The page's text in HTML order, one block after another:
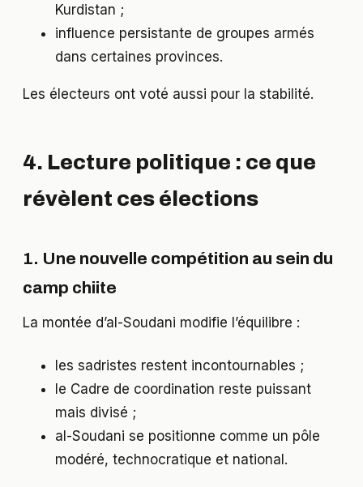
Kurdistan ;
influence persistante de groupes armés
dans certaines provinces.
Les électeurs ont voté aussi pour la stabilité.
4. Lecture politique : ce que
révèlent ces élections
1. Une nouvelle compétition au sein du
camp chiite
La montée d’al-Soudani modifie l’équilibre :
les sadristes restent incontournables ;
le Cadre de coordination reste puissant
mais divisé ;
al-Soudani se positionne comme un pôle
modéré, technocratique et national.